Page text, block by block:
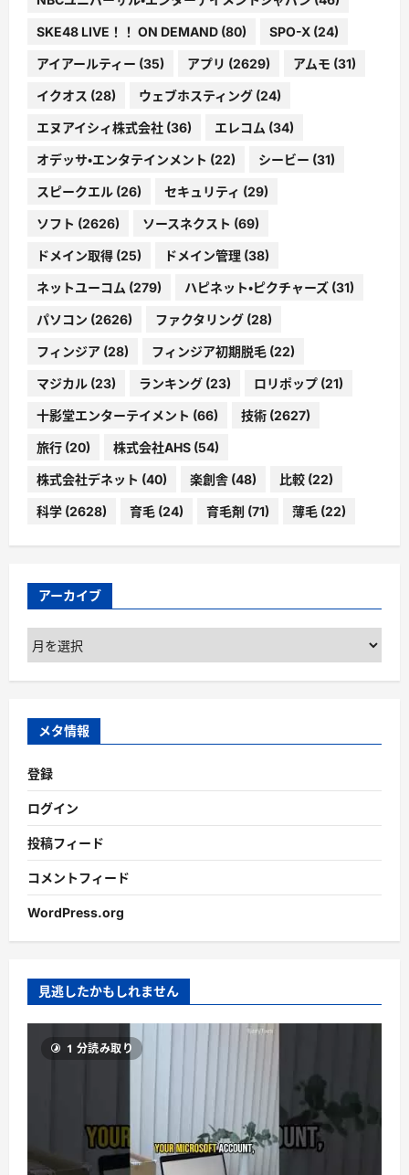
SKE48 LIVE！！ ON DEMAND (80) SPO-X (24)
アイアールティー (35) アプリ (2629) アムモ (31)
イクオス (28) ウェブホスティング (24)
エヌアイシィ株式会社 (36) エレコム (34)
オデッサ・エンタテインメント (22) シービー (31)
スピークエル (26) セキュリティ (29)
ソフト (2626) ソースネクスト (69)
ドメイン取得 (25) ドメイン管理 (38)
ネットユーコム (279) ハピネット・ピクチャーズ (31)
パソコン (2626) ファクタリング (28)
フィンジア (28) フィンジア初期脱毛 (22)
マジカル (23) ランキング (23) ロリポップ (21)
十影堂エンターテイメント (66) 技術 (2627)
旅行 (20) 株式会社AHS (54)
株式会社デネット (40) 楽創舎 (48) 比較 (22)
科学 (2628) 育毛 (24) 育毛剤 (71) 薄毛 (22)
アーカイブ
ア
ー
カ
ブ
メタ情報
登録
ログイン
投稿フィード
コメントフィード
WordPress.org
見逃したかもしれません
1 分読み取り